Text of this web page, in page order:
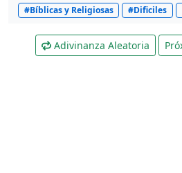
#Bíblicas y Religiosas #Dificiles
Adivinanza Aleatoria